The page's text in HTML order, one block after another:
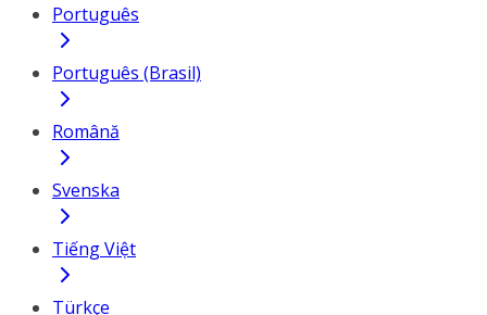
Português
Português (Brasil)
Română
Svenska
Tiếng Việt
Türkçe